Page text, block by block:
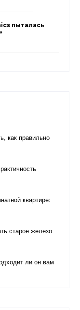
пыталась
как правильно
квартире:
старое железо
ли он вам